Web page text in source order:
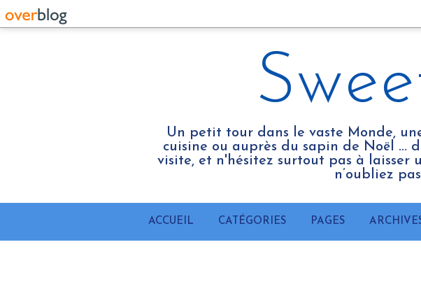
Un petit tour dans le vaste Monde,
cuisine ou auprès du sapin de Noël ...
visite, et n'hésitez surtout pas à laisser
n’oubliez
ACCUEIL CATÉGORIES PAGES